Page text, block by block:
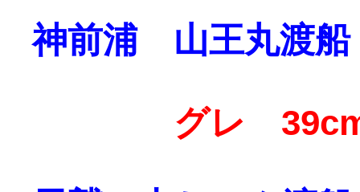
神前浦 山王丸渡船
グレ